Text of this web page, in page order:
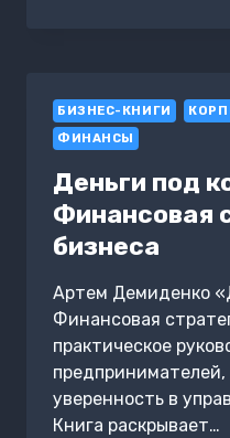
БИЗНЕС-КНИГИ
ФИНАНСЫ
Деньги под
Финансовая
бизнеса
Артем Демиденко
Финансовая
практическое
уверенность в
Книга раскрывает…